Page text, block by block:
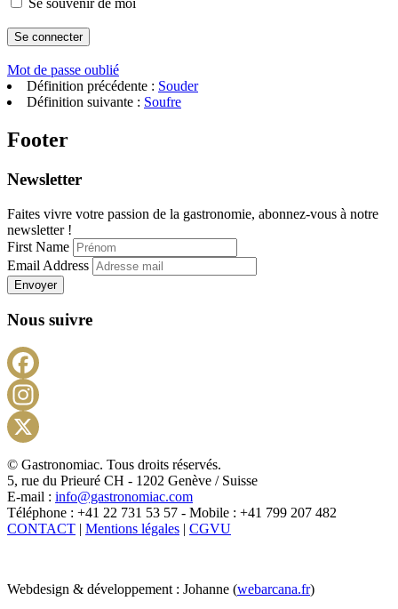
Se souvenir de moi
Mot de passe oublié
Définition précédente : Souder
Définition suivante : Soufre
Footer
Newsletter
Faites vivre votre passion de la gastronomie, abonnez-vous à notre
newsletter !
First Name
Email Address
Envoyer
Nous suivre
X
© Gastronomiac. Tous droits réservés.
5, rue du Prieuré CH - 1202 Genève / Suisse
E-mail : info@gastronomiac.com
Téléphone : +41 22 731 53 57 - Mobile : +41 799 207 482
CONTACT | Mentions légales | CGVU
Webdesign & développement : Johanne (webarcana.fr)